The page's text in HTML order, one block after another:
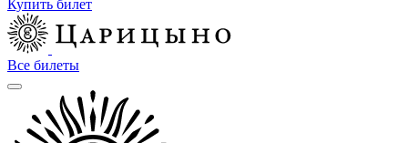
Купить билет
Все билеты